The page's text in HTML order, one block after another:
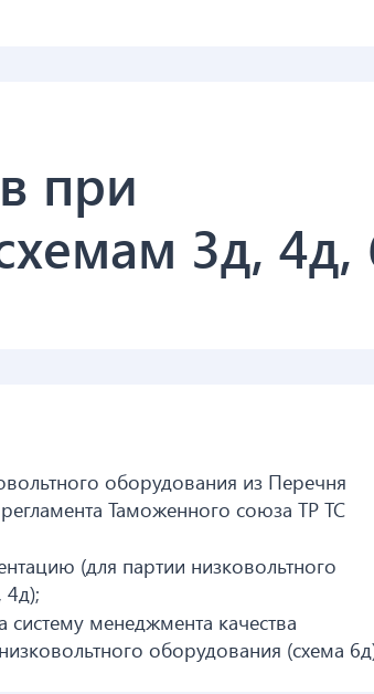
при
3д, 4д,
оборудования из Перечня
Таможенного союза ТР ТС
(для партии низковольтного
4д);
систему менеджмента качества
оборудования (схема